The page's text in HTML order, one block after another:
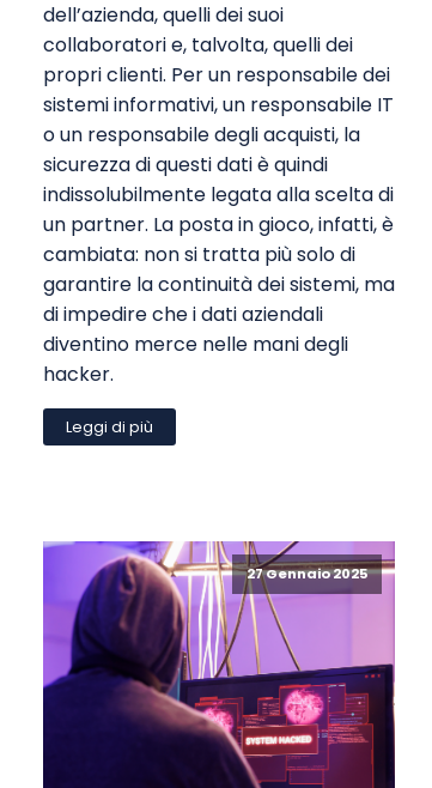
dell’azienda, quelli dei suoi
collaboratori e, talvolta, quelli dei
propri clienti. Per un responsabile dei
sistemi informativi, un responsabile IT
o un responsabile degli acquisti, la
sicurezza di questi dati è quindi
indissolubilmente legata alla scelta di
un partner. La posta in gioco, infatti, è
cambiata: non si tratta più solo di
garantire la continuità dei sistemi, ma
di impedire che i dati aziendali
diventino merce nelle mani degli
hacker.
Leggi di più
27 Gennaio 2025